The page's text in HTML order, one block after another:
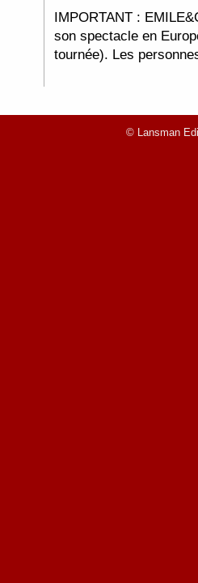
IMPORTANT :
son spectacle en
tournée). Les
© Lansman